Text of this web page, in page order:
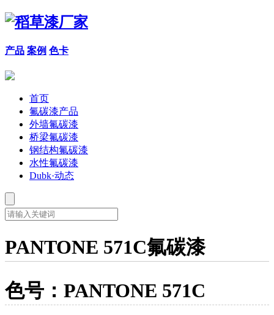
产品 案例 色卡
首页
氟碳漆产品
外墙氟碳漆
桥梁氟碳漆
钢结构氟碳漆
水性氟碳漆
Dubk·动态
PANTONE 571C氟碳漆
色号：PANTONE 571C